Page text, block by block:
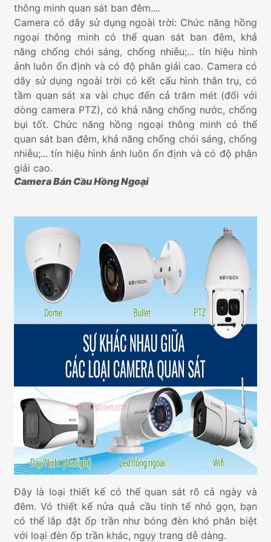
thông minh quan sát ban đêm....
Camera có dây sử dụng ngoài trời: Chức năng hồng
ngoại thông minh có thể quan sát ban đêm, khả
năng chống chói sáng, chống nhiễu;... tín hiệu hình
ảnh luôn ổn định và có độ phân giải cao. Camera có
dây sử dụng ngoài trời có kết cấu hình thân trụ, có
tầm quan sát xa vài chục đến cả trăm mét (đối với
dòng camera PTZ), có khả năng chống nước, chống
bụi tốt. Chức năng hồng ngoại thông minh có thể
quan sát ban đêm, khả năng chống chói sáng, chống
nhiễu;... tín hiệu hình ảnh luôn ổn định và có độ phân
giải cao.
Camera Bán Cầu Hồng Ngoại
Đây là loại thiết kế có thể quan sát rõ cả ngày và
đêm. Vó thiết kế nửa quả cầu tinh tế nhỏ gọn, bạn
có thể lắp đặt ốp trần như bóng đèn khó phân biệt
với loại đèn ốp trần khác, ngụy trang dễ dàng.